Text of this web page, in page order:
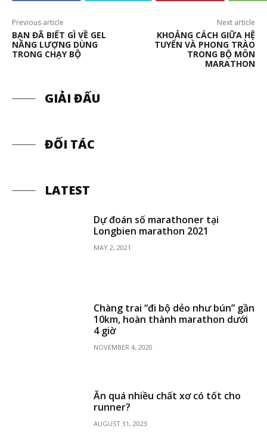
Previous article
BẠN ĐÃ BIẾT GÌ VỀ GEL
NĂNG LƯỢNG DÙNG
TRONG CHẠY BỘ
Next article
KHOẢNG CÁCH GIỮA HỆ
TUYỂN VÀ PHONG TRÀO
TRONG BỘ MÔN
MARATHON
GIẢI ĐẤU
ĐỐI TÁC
LATEST
Dự đoán số marathoner tại
Longbien marathon 2021
MAY 2, 2021
Chàng trai “đi bộ dẻo như bún” gần
10km, hoàn thành marathon dưới
4 giờ
NOVEMBER 4, 2020
Ăn quá nhiều chất xơ có tốt cho
runner?
AUGUST 31, 2023